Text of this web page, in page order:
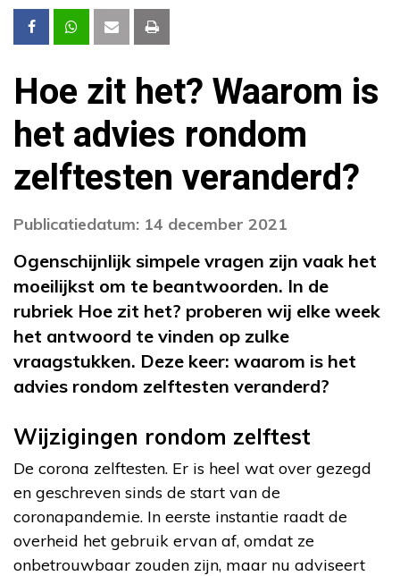
Hoe zit het? Waarom is
het advies rondom
zelftesten veranderd?
Publicatiedatum: 14 december 2021
Ogenschijnlijk simpele vragen zijn vaak het
moeilijkst om te beantwoorden. In de
rubriek Hoe zit het? proberen wij elke week
het antwoord te vinden op zulke
vraagstukken. Deze keer: waarom is het
advies rondom zelftesten veranderd?
Wijzigingen rondom zelftest
De corona zelftesten. Er is heel wat over gezegd
en geschreven sinds de start van de
coronapandemie. In eerste instantie raadt de
overheid het gebruik ervan af, omdat ze
onbetrouwbaar zouden zijn, maar nu adviseert